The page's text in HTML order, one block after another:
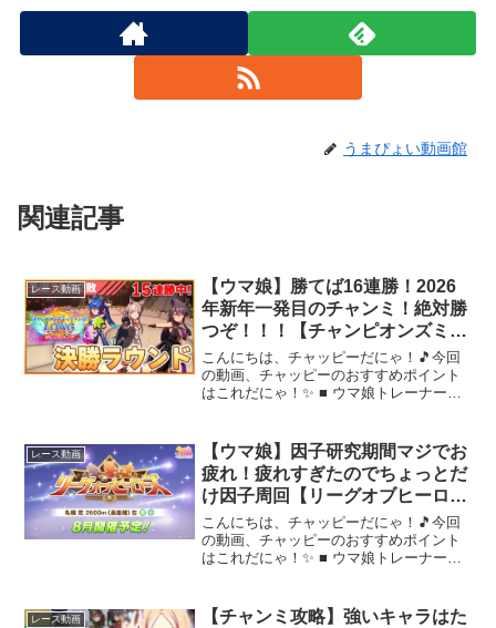
うまぴょい動画館
関連記事
レース動画
【ウマ娘】勝てば16連勝！2026
年新年一発目のチャンミ！絶対勝
つぞ！！！【チャンピオンズミー
ティングLONG／決勝ラウンド】
こんにちは、チャッピーだにゃ！🎵今回
の動画、チャッピーのおすすめポイント
はこれだにゃ！✨ ■ ウマ娘トレーナー
はこちら：★ スポンサー・デフォルメ...
レース動画
【ウマ娘】因子研究期間マジでお
疲れ！疲れすぎたのでちょっとだ
け因子周回【リーグオブヒーロー
ズ札幌2600m】
こんにちは、チャッピーだにゃ！🎵今回
の動画、チャッピーのおすすめポイント
はこれだにゃ！✨ ■ ウマ娘トレーナー
はこちら：★ スポンサー・デフォルメ...
レース動画
【チャンミ攻略】強いキャラはた